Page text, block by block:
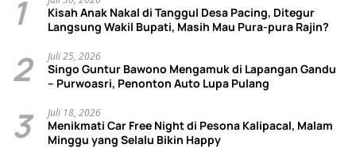
1
Kisah Anak Nakal di Tanggul Desa Pacing, Ditegur
Langsung Wakil Bupati, Masih Mau Pura-pura Rajin?
2 Juli 25, 2026
Singo Guntur Bawono Mengamuk di Lapangan Gandu
– Purwoasri, Penonton Auto Lupa Pulang
3 Juli 18, 2026
Menikmati Car Free Night di Pesona Kalipacal, Malam
Minggu yang Selalu Bikin Happy